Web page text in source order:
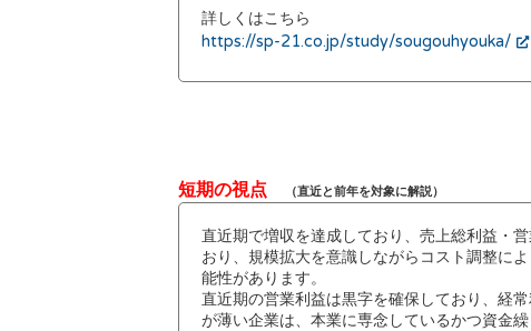
詳しくはこちら
https://sp-21.co.jp/study/sougouhyouka/
短期の視点 （直近と前年を対象に解説）
直近期で増収を達成しており、売上総利益・
おり、規模拡大を意識しながらコスト調整に
能性があります。
直近期の営業利益は黒字を確保しており、経
が薄い企業は、本業に専念しているかつ資金